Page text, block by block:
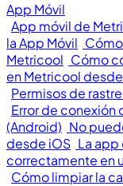
App Móvil
App móvil de
la App Móvil
Metricool Cómo
en Metricool
Permisos de
Error de conexión
(Android) No
desde iOS La app
correctamente en
Cómo limpiar la